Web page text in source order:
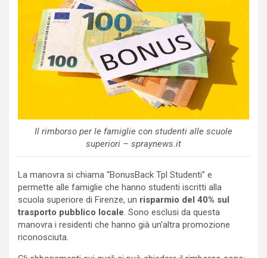
Il rimborso per le famiglie con studenti alle scuole
superiori – spraynews.it
La manovra si chiama “BonusBack Tpl Studenti” e
permette alle famiglie che hanno studenti iscritti alla
scuola superiore di Firenze, un risparmio del 40% sul
trasporto pubblico locale. Sono esclusi da questa
manovra i residenti che hanno già un’altra promozione
riconosciuta.